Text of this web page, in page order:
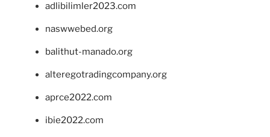
adlibilimler2023.com
naswwebed.org
balithut-manado.org
alteregotradingcompany.org
aprce2022.com
ibie2022.com